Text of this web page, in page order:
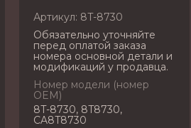
Артикул: 8T-8730
Обязательно уточняйте
перед оплатой заказа
номера основной детали и
модификаций у продавца.
Номер модели (номер
OEM)
8T-8730, 8T8730,
CA8T8730